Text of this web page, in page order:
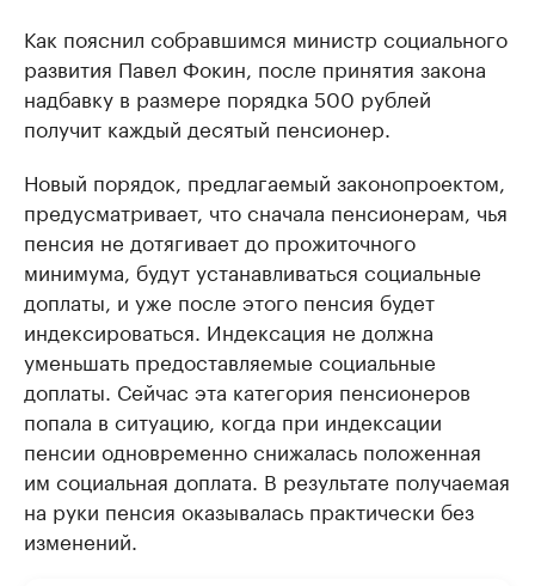
Как пояснил собравшимся министр социального
развития Павел Фокин, после принятия закона
надбавку в размере порядка 500 рублей
получит каждый десятый пенсионер.
Новый порядок, предлагаемый законопроектом,
предусматривает, что сначала пенсионерам, чья
пенсия не дотягивает до прожиточного
минимума, будут устанавливаться социальные
доплаты, и уже после этого пенсия будет
индексироваться. Индексация не должна
уменьшать предоставляемые социальные
доплаты. Сейчас эта категория пенсионеров
попала в ситуацию, когда при индексации
пенсии одновременно снижалась положенная
им социальная доплата. В результате получаемая
на руки пенсия оказывалась практически без
изменений.